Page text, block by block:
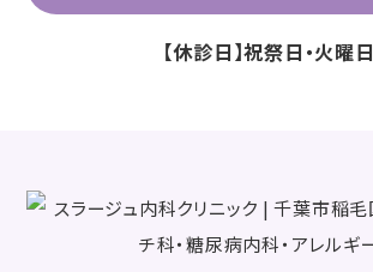
【休診日】祝祭日・火曜日